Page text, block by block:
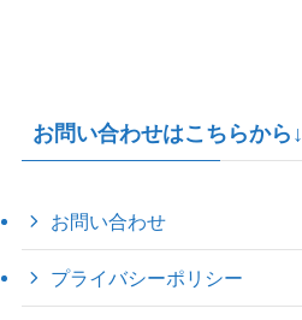
お問い合わせはこちらから↓
お問い合わせ
プライバシーポリシー